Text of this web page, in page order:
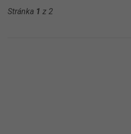
Stránka 1 z 2